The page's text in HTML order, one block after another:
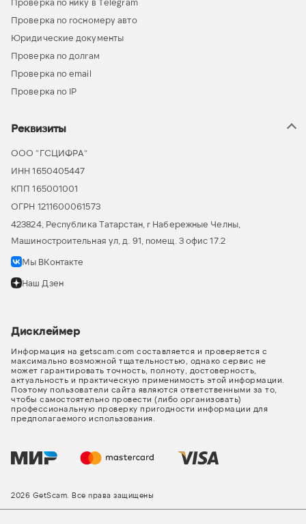
Проверка по нику в Telegram
Проверка по госномеру авто
Юридические документы
Проверка по долгам
Проверка по email
Проверка по IP
Реквизиты
ООО “ГСЦИФРА”
ИНН 1650405447
КПП 165001001
ОГРН 1211600061573
423824, Республика Татарстан, г Набережные Челны,
Машиностроительная ул, д. 91, помещ. 3 офис 17.2
Мы ВКонтакте
Наш Дзен
Дисклеймер
Информация на getscam.com составляется и проверяется с
максимально возможной тщательностью, однако сервис не
может гарантировать точность, полноту, достоверность,
актуальность и практическую применимость этой информации.
Поэтому пользователи сайта являются ответственными за то,
чтобы самостоятельно провести (либо организовать)
профессиональную проверку пригодности информации для
предполагаемого использования.
2026 GetScam. Все права защищены